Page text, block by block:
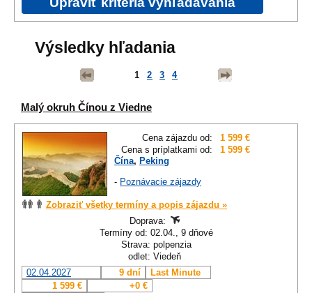
Výsledky hľadania
1 2 3 4
Malý okruh Čínou z Viedne
Cena zájazdu od:
1 599 €
Cena s príplatkami od:
1 599 €
Čína, Peking
- Poznávacie zájazdy
Zobraziť všetky termíny a popis zájazdu »
Doprava:
Termíny od: 02.04., 9 dňové
Strava: polpenzia
odlet: Viedeň
02.04.2027
9 dní
Last Minute
1 599 €
+0 €